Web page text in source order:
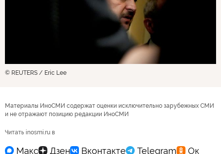
© REUTERS / Eric Lee
Материалы ИноСМИ содержат оценки исключительно зарубежных СМИ
и не отражают позицию редакции ИноСМИ
Читать inosmi.ru в